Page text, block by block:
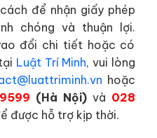
để nhận giấy phép
chóng và thuận lợi.
đổi chi tiết hoặc có
Luật Trí Minh, vui lòng
hoặc
(Hà Nội) và 028
được hỗ trợ kịp thời.